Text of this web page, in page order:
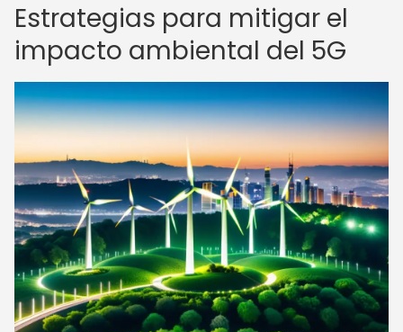
Estrategias para mitigar el
impacto ambiental del 5G